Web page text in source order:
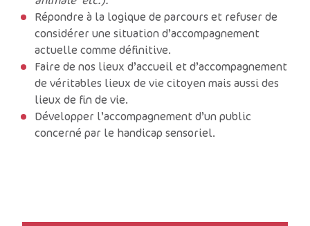
Répondre à la logique de parcours et refuser de
considérer une situation d’accompagnement
actuelle comme définitive.
Faire de nos lieux d’accueil et d’accompagnement
de véritables lieux de vie citoyen mais aussi des
lieux de fin de vie.
Développer l’accompagnement d’un public
concerné par le handicap sensoriel.